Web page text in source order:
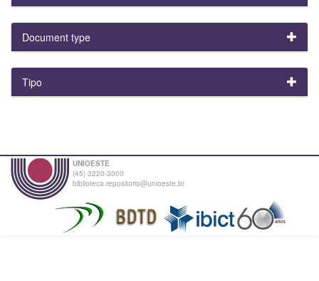
Document type
Tipo
UNIOESTE
(45) 3220-3000
biblioteca.repositorio@unioeste.br